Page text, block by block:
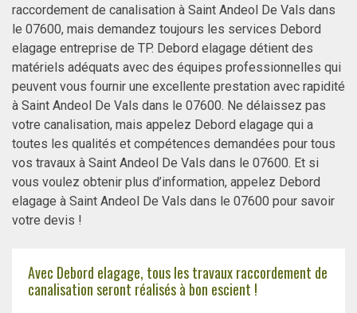
raccordement de canalisation à Saint Andeol De Vals dans
le 07600, mais demandez toujours les services Debord
elagage entreprise de TP. Debord elagage détient des
matériels adéquats avec des équipes professionnelles qui
peuvent vous fournir une excellente prestation avec rapidité
à Saint Andeol De Vals dans le 07600. Ne délaissez pas
votre canalisation, mais appelez Debord elagage qui a
toutes les qualités et compétences demandées pour tous
vos travaux à Saint Andeol De Vals dans le 07600. Et si
vous voulez obtenir plus d’information, appelez Debord
elagage à Saint Andeol De Vals dans le 07600 pour savoir
votre devis !
Avec Debord elagage, tous les travaux raccordement de
canalisation seront réalisés à bon escient !